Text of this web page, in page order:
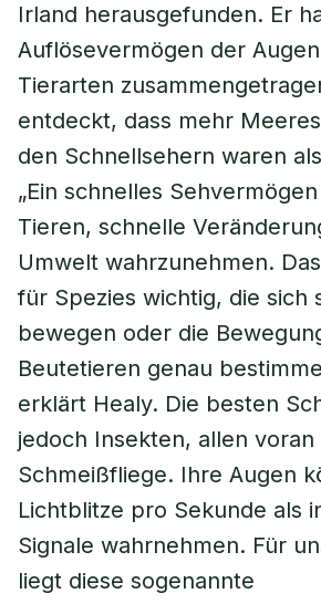
Irland herausgefunden. Er
Auflösevermögen der
Tierarten
entdeckt, dass mehr
den Schnellsehern waren
„Ein schnelles
Tieren, schnelle
Umwelt wahrzunehmen.
für Spezies wichtig, die sich
bewegen oder die
Beutetieren genau
erklärt Healy. Die besten
jedoch Insekten, allen
Schmeißfliege. Ihre Augen
Lichtblitze pro Sekunde als
Signale wahrnehmen. Für
liegt diese sogenannte